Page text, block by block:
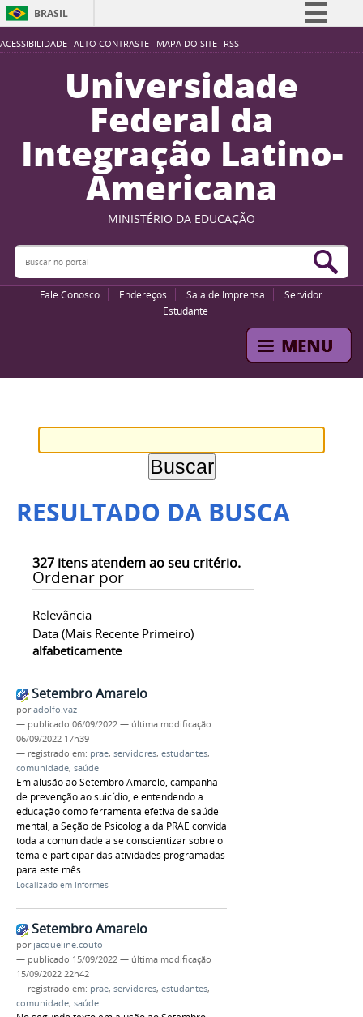
ACESSIBILIDADE ALTO CONTRASTE MAPA DO SITE RSS
BRASIL
Simplifique!
Participe
Acesso à informação
Legislação
Canais
Universidade
Federal da
Integração Latino-
Americana
MINISTÉRIO DA EDUCAÇÃO
Buscar no portal
Fale Conosco Endereços Sala de Imprensa
Servidor
Estudante
RESULTADO DA BUSCA
327 itens atendem ao seu critério.
Ordenar por
Relevância
Data (mais Recente Primeiro)
alfabeticamente
Setembro Amarelo
poradolfo.vaz
— publicado 06/09/2022 — última modificação
06/09/2022 17h39
— registrado em: prae, servidores, estudantes,
comunidade, saúde
Em alusão ao Setembro Amarelo, campanha
de prevenção ao suicídio, e entendendo a
educação como ferramenta efetiva de saúde
mental, a Seção de Psicologia da PRAE convida
toda a comunidade a se conscientizar sobre o
tema e participar das atividades programadas
para este mês.
Localizado em Informes
Setembro Amarelo
por jacqueline.couto
— publicado 15/09/2022 — última modificação
15/09/2022 22h42
— registrado em: prae, servidores, estudantes,
comunidade, saúde